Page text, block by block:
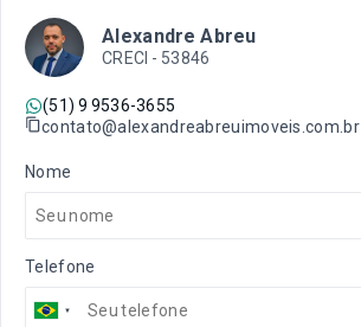
Alexandre Abreu
CRECI - 53846
(51) 9 9536-3655
contato@alexandreabreuimoveis.com.br
Nome
Telefone